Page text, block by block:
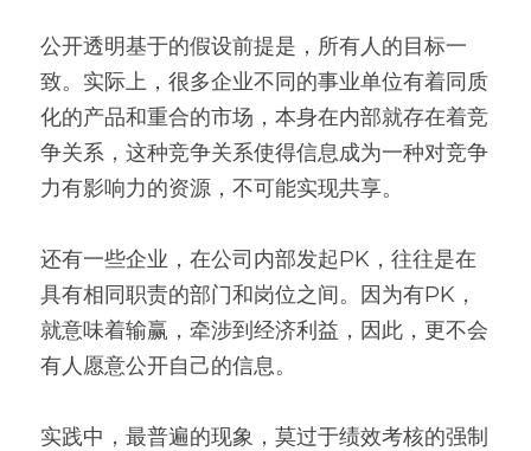
公开透明基于的假设前提是，所有人的目标一
致。实际上，很多企业不同的事业单位有着同质
化的产品和重合的市场，本身在内部就存在着竞
争关系，这种竞争关系使得信息成为一种对竞争
力有影响力的资源，不可能实现共享。
还有一些企业，在公司内部发起PK，往往是在
具有相同职责的部门和岗位之间。因为有PK，
就意味着输赢，牵涉到经济利益，因此，更不会
有人愿意公开自己的信息。
实践中，最普遍的现象，莫过于绩效考核的强制